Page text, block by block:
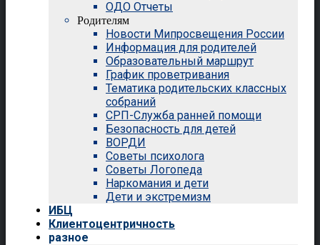
ОДО Отчеты
Родителям
Новости Мипросвещения России
Информация для родителей
Образовательный маршрут
График проветривания
Тематика родительских классных
собраний
СРП-Служба ранней помощи
Безопасность для детей
ВОРДИ
Советы психолога
Советы Логопеда
Наркомания и дети
Дети и экстремизм
ИБЦ
Клиентоцентричность
разное